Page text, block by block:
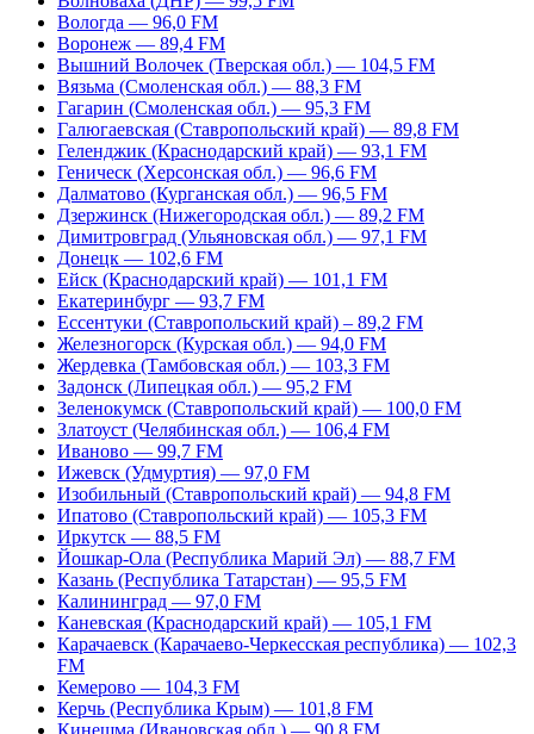
Вологда — 96,0 FM
Воронеж — 89,4 FM
Вышний Волочек (Тверская обл.) — 104,5 FM
Вязьма (Смоленская обл.) — 88,3 FM
Гагарин (Смоленская обл.) — 95,3 FM
Галюгаевская (Ставропольский край) — 89,8 FM
Геленджик (Краснодарский край) — 93,1 FM
Геническ (Херсонская обл.) — 96,6 FM
Далматово (Курганская обл.) — 96,5 FM
Дзержинск (Нижегородская обл.) — 89,2 FM
Димитровград (Ульяновская обл.) — 97,1 FM
Донецк — 102,6 FM
Ейск (Краснодарский край) — 101,1 FM
Екатеринбург — 93,7 FM
Ессентуки (Ставропольский край) – 89,2 FM
Железногорск (Курская обл.) — 94,0 FM
Жердевка (Тамбовская обл.) — 103,3 FM
Задонск (Липецкая обл.) — 95,2 FM
Зеленокумск (Ставропольский край) — 100,0 FM
Златоуст (Челябинская обл.) — 106,4 FM
Иваново — 99,7 FM
Ижевск (Удмуртия) — 97,0 FM
Изобильный (Ставропольский край) — 94,8 FM
Ипатово (Ставропольский край) — 105,3 FM
Иркутск — 88,5 FM
Йошкар-Ола (Республика Марий Эл) — 88,7 FM
Казань (Республика Татарстан) — 95,5 FM
Калининград — 97,0 FM
Каневская (Краснодарский край) — 105,1 FM
Карачаевск (Карачаево-Черкесская республика) — 102,3
FM
Кемерово — 104,3 FM
Керчь (Республика Крым) — 101,8 FM
Кинешма (Ивановская обл.) — 90,8 FM